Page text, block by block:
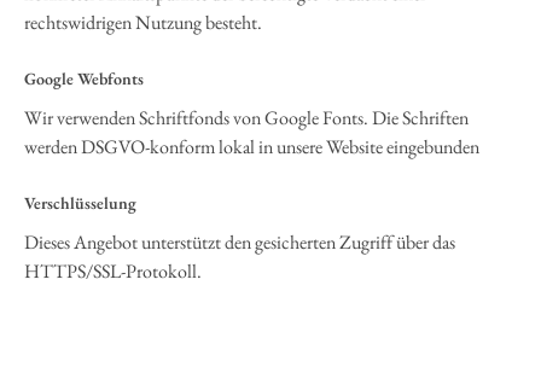
rechtswidrigen Nutzung besteht.
Google Webfonts
Wir verwenden Schriftfonds von Google Fonts. Die Schriften
werden DSGVO-konform lokal in unsere Website eingebunden
Verschlüsselung
Dieses Angebot unterstützt den gesicherten Zugriff über das
HTTPS/SSL-Protokoll.